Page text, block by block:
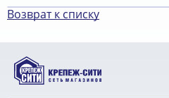
Возврат к списку